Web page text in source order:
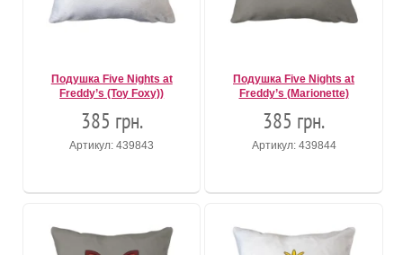
Подушка Five Nights at
Freddy’s (Toy Foxy))
385 грн.
Артикул: 439843
Подушка Five Nights at
Freddy’s (Marionette)
385 грн.
Артикул: 439844